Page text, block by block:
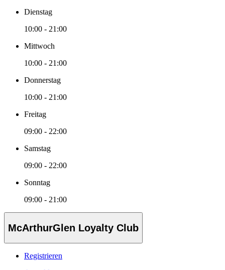
Dienstag
10:00 - 21:00
Mittwoch
10:00 - 21:00
Donnerstag
10:00 - 21:00
Freitag
09:00 - 22:00
Samstag
09:00 - 22:00
Sonntag
09:00 - 21:00
McArthurGlen Loyalty Club
Registrieren